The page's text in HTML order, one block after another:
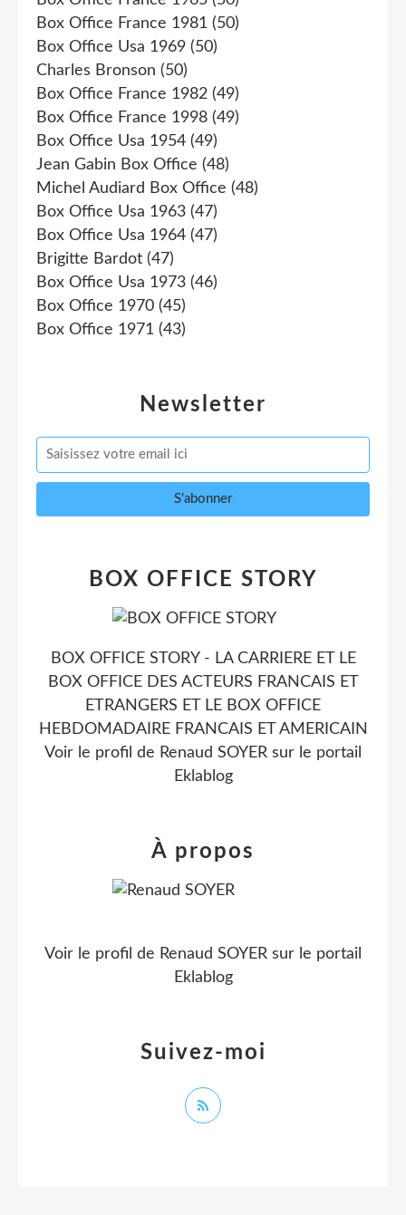
Newsletter
Box Office France 1981 (50)
Box Office Usa 1969 (50)
Charles Bronson (50)
Box Office France 1982 (49)
Box Office France 1998 (49)
Box Office Usa 1954 (49)
Jean Gabin Box Office (48)
Michel Audiard Box Office (48)
Box Office Usa 1963 (47)
Box Office Usa 1964 (47)
Brigitte Bardot (47)
Box Office Usa 1973 (46)
Box Office 1970 (45)
Box Office 1971 (43)
BOX OFFICE STORY
BOX OFFICE STORY - LA CARRIERE ET LE
BOX OFFICE DES ACTEURS FRANCAIS ET
ETRANGERS ET LE BOX OFFICE
HEBDOMADAIRE FRANCAIS ET AMERICAIN
Voir le profil de Renaud SOYER sur le portail
Eklablog
Suivez-moi
À propos
Voir le profil de Renaud SOYER sur le portail
Eklablog